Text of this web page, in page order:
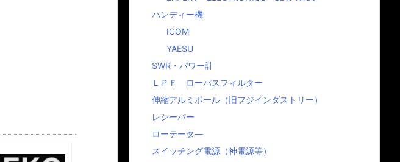
ハンディー機
ICOM
YAESU
SWR・パワー計
ＬＰＦ ローパスフィルター
伸縮アルミポール（旧フジインダストリー）
レシーバー
ローテータ―
スイッチング電源（神電源等）